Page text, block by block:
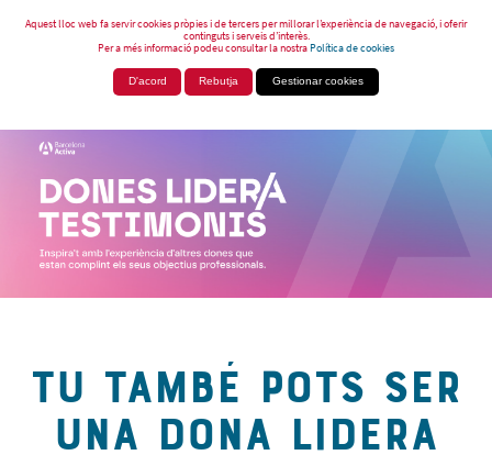
Aquest lloc web fa servir cookies pròpies i de tercers per millorar l’experiència de navegació, i oferir
continguts i serveis d’interès.
Per a més informació podeu consultar la nostraPolítica de cookies
D'acord Rebutja Gestionar cookies
TU TAMBÉ POTS SER
UNA DONA LIDERA